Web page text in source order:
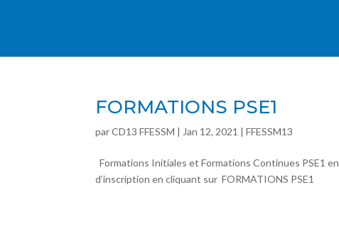
FORMATIONS PSE1
parCD13 FFESSM | Jan 12, 2021 |FFESSM13
Formations Initiales et Formations Continues PSE1
d’inscription en cliquant sur FORMATIONS PSE1